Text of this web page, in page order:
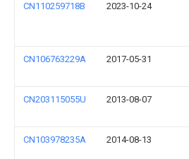
CN110259718B 2023-10-24
CN106763229A 2017-05-31
CN203115055U 2013-08-07
CN103978235A 2014-08-13